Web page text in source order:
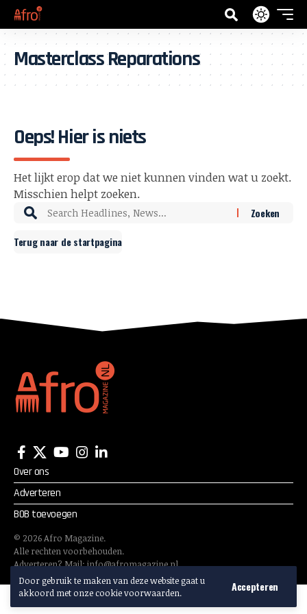
Door gebruik te maken van deze website gaat u
akkoord met onze cookie voorwaarden.
Accepteren
Masterclass Reparations
Oeps! Hier is niets
Het lijkt erop dat we niet kunnen vinden wat u zoekt.
Misschien helpt zoeken.
Terug naar de startpagina
Over ons
Adverteren
BOB toevoegen
© 2026Afro Magazine.
Alle rechten voorbehouden.
Adverteren? Mail:info@afromagazine.nl